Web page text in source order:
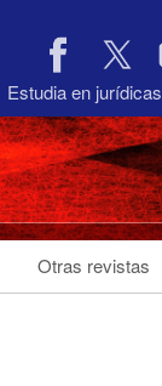
Estudia en jurídicas
Otras revistas